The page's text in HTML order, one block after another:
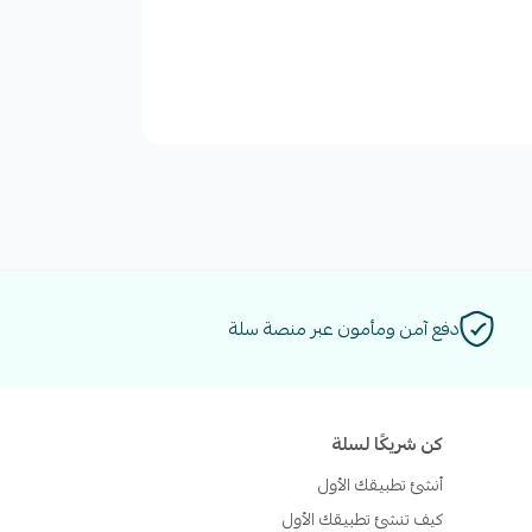
دفع آمن ومأمون عبر منصة سلة
كن شريكًا لسلة
أنشئ تطبيقك الأول
كيف تنشئ تطبيقك الأول